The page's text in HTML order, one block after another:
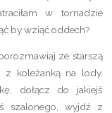
w tornadzie
by wziąć oddech?
ze starszą
z koleżanką na lody.
dołącz do jakiejś
szalonego, wyjdź z